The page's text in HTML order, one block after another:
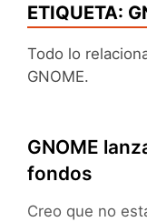
ETIQUETA:
Todo lo
GNOME.
GNOME
fondos
Creo que no